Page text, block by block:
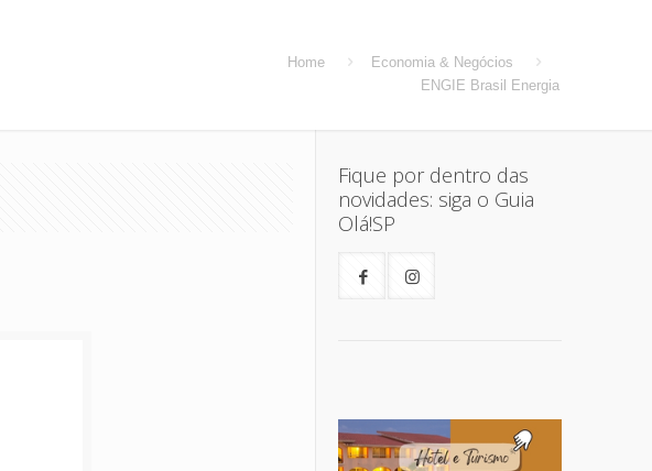
Home
Economia & Negócios
ENGIE Brasil Energia
Fique por dentro das
novidades: siga o Guia
Olá!SP